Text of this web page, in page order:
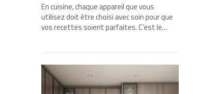
En cuisine, chaque appareil que vous
utilisez doit être choisi avec soin pour que
vos recettes soient parfaites. C’est le…